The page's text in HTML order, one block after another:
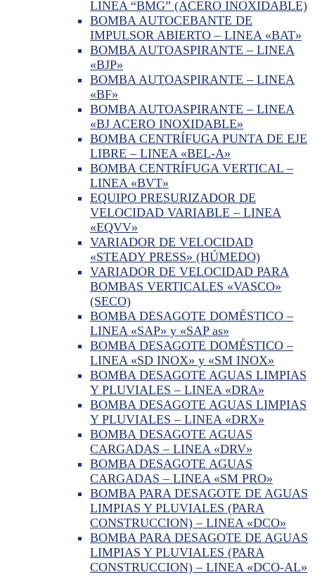
LINEA “BMG” (ACERO INOXIDABLE)
BOMBA AUTOCEBANTE DE
IMPULSOR ABIERTO – LINEA «BAT»
BOMBA AUTOASPIRANTE – LINEA
«BJP»
BOMBA AUTOASPIRANTE – LINEA
«BF»
BOMBA AUTOASPIRANTE – LINEA
«BJ ACERO INOXIDABLE»
BOMBA CENTRÍFUGA PUNTA DE EJE
LIBRE – LINEA «BEL-A»
BOMBA CENTRÍFUGA VERTICAL –
LINEA «BVT»
EQUIPO PRESURIZADOR DE
VELOCIDAD VARIABLE – LINEA
«EQVV»
VARIADOR DE VELOCIDAD
«STEADY PRESS» (HÚMEDO)
VARIADOR DE VELOCIDAD PARA
BOMBAS VERTICALES «VASCO»
(SECO)
BOMBA DESAGOTE DOMÉSTICO –
LINEA «SAP» y «SAP as»
BOMBA DESAGOTE DOMÉSTICO –
LINEA «SD INOX» y «SM INOX»
BOMBA DESAGOTE AGUAS LIMPIAS
Y PLUVIALES – LINEA «DRA»
BOMBA DESAGOTE AGUAS LIMPIAS
Y PLUVIALES – LINEA «DRX»
BOMBA DESAGOTE AGUAS
CARGADAS – LINEA «DRV»
BOMBA DESAGOTE AGUAS
CARGADAS – LINEA «SM PRO»
BOMBA PARA DESAGOTE DE AGUAS
LIMPIAS Y PLUVIALES (PARA
CONSTRUCCION) – LINEA «DCO»
BOMBA PARA DESAGOTE DE AGUAS
LIMPIAS Y PLUVIALES (PARA
CONSTRUCCION) – LINEA «DCO-AL»